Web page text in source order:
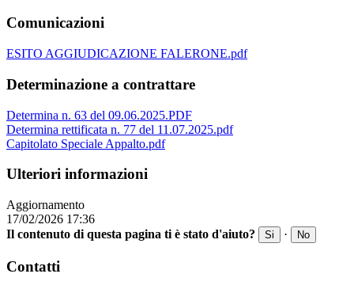
Comunicazioni
ESITO AGGIUDICAZIONE FALERONE.pdf
Determinazione a contrattare
Determina n. 63 del 09.06.2025.PDF
Determina rettificata n. 77 del 11.07.2025.pdf
Capitolato Speciale Appalto.pdf
Ulteriori informazioni
Aggiornamento
17/02/2026 17:36
Il contenuto di questa pagina ti è stato d'aiuto?
Si · No
Contatti